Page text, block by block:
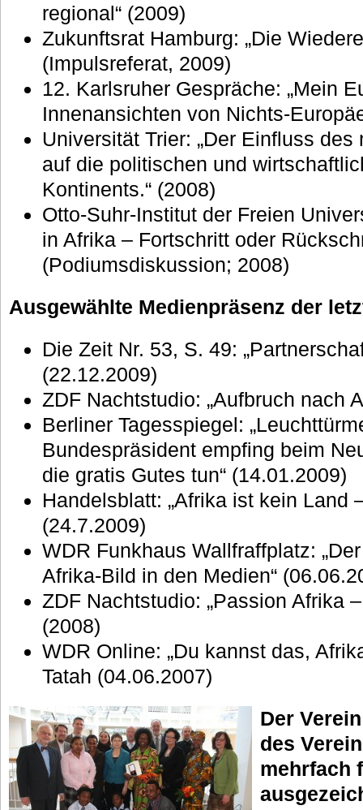
regional“ (2009)
Zukunftsrat Hamburg: „Die
(Impulsreferat, 2009)
12. Karlsruher Gespräche: „Mein
Innenansichten von Nichts-
Universität Trier: „Der Einfluss
auf die politischen und
Kontinents.“ (2008)
Otto-Suhr-Institut der Freien
in Afrika – Fortschritt oder
(Podiumsdiskussion; 2008)
Ausgewählte Medienpräsenz der
Die Zeit Nr. 53, S. 49:
(22.12.2009)
ZDF Nachtstudio: „Aufbruch nach
Berliner Tagesspiegel:
Bundespräsident empfing beim
die gratis Gutes tun“ (14.01.2009)
Handelsblatt: „Afrika ist kein Land
(24.7.2009)
WDR Funkhaus Wallfraffplatz:
Afrika-Bild in den Medien“
ZDF Nachtstudio: „Passion Afrika
(2008)
WDR Online: „Du kannst das,
Tatah (04.06.2007)
Der
des
mehrfach